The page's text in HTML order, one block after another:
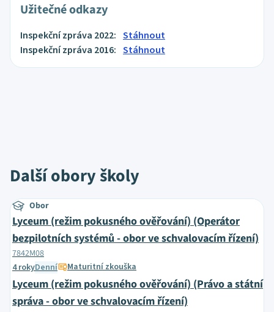
Užitečné odkazy
Inspekční zpráva 2022: Stáhnout
Inspekční zpráva 2016: Stáhnout
Další obory školy
Obor
Lyceum (režim pokusného ověřování) (Operátor
bezpilotních systémů - obor ve schvalovacím řízení)
7842M08
4 rokyDenní Maturitní zkouška
Lyceum (režim pokusného ověřování) (Právo a státní
správa - obor ve schvalovacím řízení)